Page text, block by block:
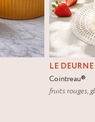
LE DEURNE
Cointreau®
fruits rouges,